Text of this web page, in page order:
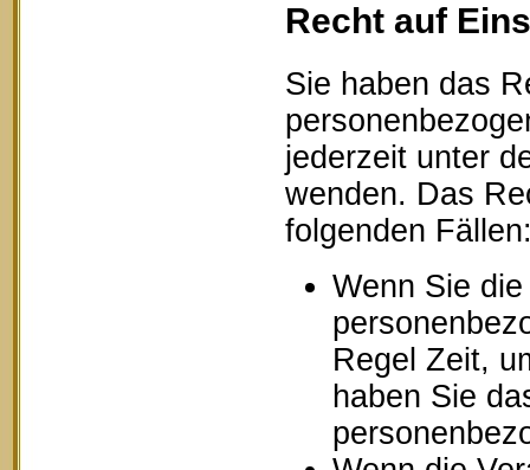
Recht auf
Sie haben das
jederzeit unter
wenden. Das
folgenden
Wenn Sie
Regel Zeit,
haben Sie